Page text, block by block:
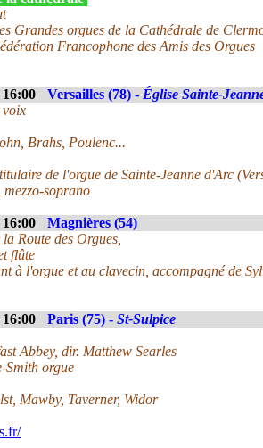
Grandes orgues de la Cathédrale de
Francophone des Amis des Orgues
16:00 Versailles (78) - Église Sainte-
voix
Brahs, Poulenc...
de l'orgue de Sainte-Jeanne d'Arc
soprano
16:00
Magnières (54)
Route des Orgues,
flûte
à l'orgue et au clavecin, accompagné de
16:00 Paris (75) - St-Sulpice
Abbey, dir. Matthew Searles
Smith orgue
Mawby, Taverner, Widor